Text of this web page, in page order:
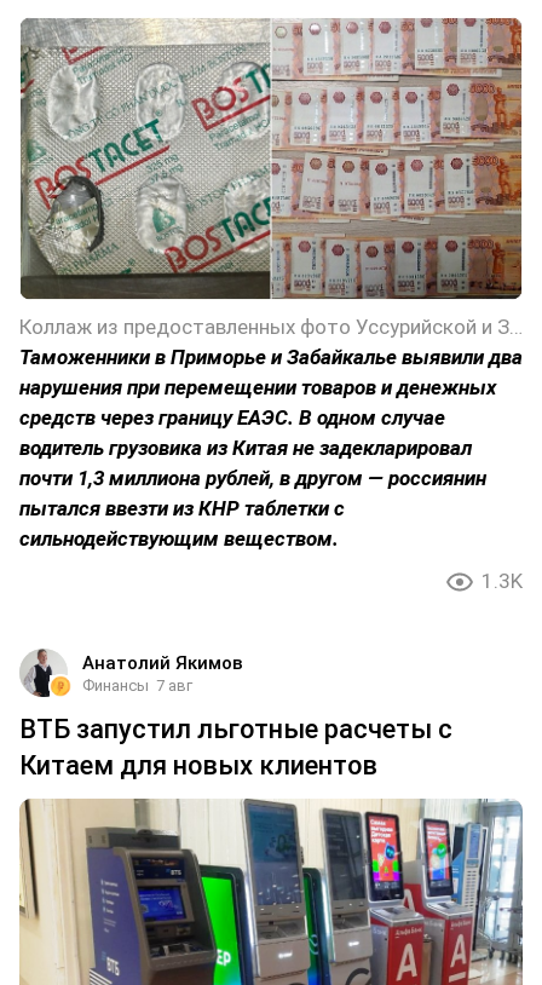
Таможенники в Приморье и Забайкалье выявили два
нарушения при перемещении товаров и денежных
средств через границу ЕАЭС. В одном случае
водитель грузовика из Китая не задекларировал
почти 1,3 миллиона рублей, в другом — россиянин
пытался ввезти из КНР таблетки с
сильнодействующим веществом.
1.3K
Анатолий Якимов
Финансы 7 авг
ВТБ запустил льготные расчеты с
Китаем для новых клиентов